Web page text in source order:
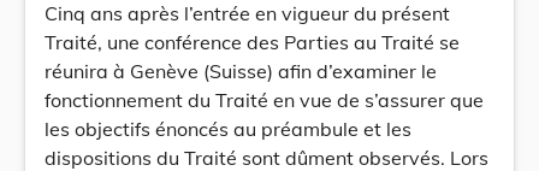
Cinq ans après l’entrée en vigueur du présent
Traité, une conférence des Parties au Traité se
réunira à Genève (Suisse) afin d’examiner le
fonctionnement du Traité en vue de s’assurer que
les objectifs énoncés au préambule et les
dispositions du Traité sont dûment observés. Lors